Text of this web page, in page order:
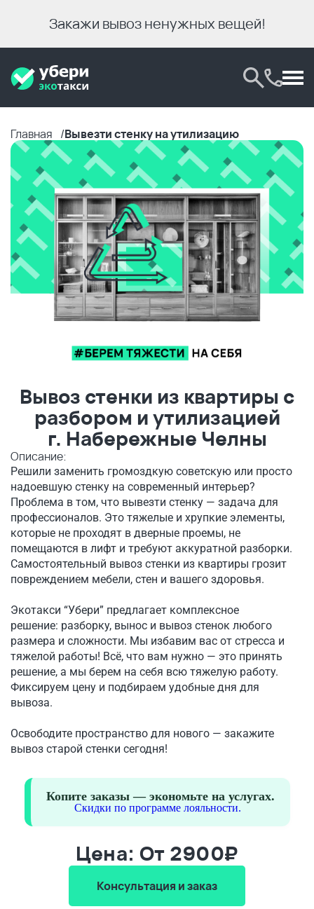
Закажи вывоз ненужных вещей!
Главная Вывезти стенку на утилизацию
Вывоз стенки из квартиры с
разбором и утилизацией
г. Набережные Челны
Описание:
Решили заменить громоздкую советскую или просто
надоевшую стенку на современный интерьер?
Проблема в том, что вывезти стенку — задача для
профессионалов. Это тяжелые и хрупкие элементы,
которые не проходят в дверные проемы, не
помещаются в лифт и требуют аккуратной разборки.
Самостоятельный вывоз стенки из квартиры грозит
повреждением мебели, стен и вашего здоровья.
Экотакси “Убери” предлагает комплексное
решение: разборку, вынос и вывоз стенок любого
размера и сложности. Мы избавим вас от стресса и
тяжелой работы! Всё, что вам нужно — это принять
решение, а мы берем на себя всю тяжелую работу.
Фиксируем цену и подбираем удобные дня для
вывоза.
Освободите пространство для нового — закажите
вывоз старой стенки сегодня!
Копите заказы — экономьте на услугах.
Скидки по программе лояльности.
Цена: От 2900₽
Консультация и заказ